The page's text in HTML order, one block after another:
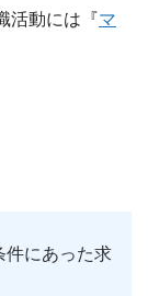
活動には『マ
件にあった求